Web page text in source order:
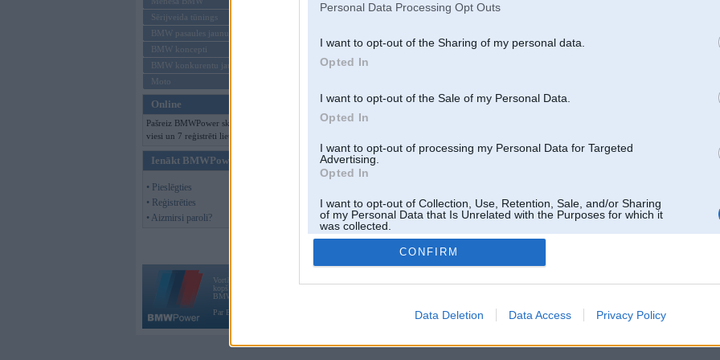
Personal Data Processing Opt Outs
I want to opt-out of the Sharing of my personal data.
Opted In
I want to opt-out of the Sale of my Personal Data.
Opted In
I want to opt-out of processing my Personal Data for Targeted
Advertising.
Opted In
I want to opt-out of Collection, Use, Retention, Sale, and/or Sharing
of my Personal Data that Is Unrelated with the Purposes for which it
was collected.
Opted Out
CONFIRM
Data Deletion Data Access Privacy Policy
Sērijveida tūnings
BMW pasaules jaunumi
BMW koncepti
BMW konkurentu jaunumi
Moto
Online
Pašreiz BMWPower skatās 130
viesi un 7 reģistrēti lietotāji.
Ienākt BMWPower
• Pieslēgties
• Reģistrēties
• Aizmirsi paroli?
Vortāls BMWPower.lv darbojas
kopš 2002. gada 14. maija. Tas nav auto klubs un nav saistīts ar
BMW AG.
Par BMWPower